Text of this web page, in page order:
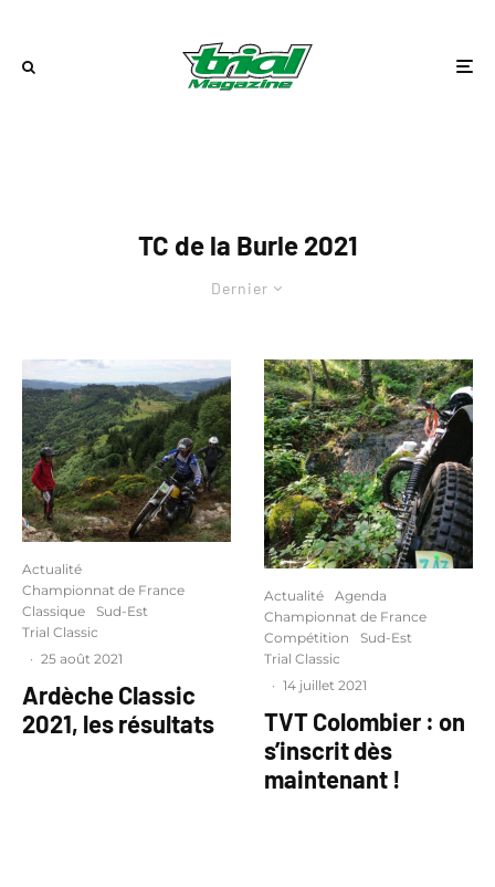
TC de la Burle 2021
Dernier
Actualité
Championnat de France
Classique
Sud-Est
Trial Classic
· 25 août 2021
Ardèche Classic
2021, les résultats
Actualité
Agenda
Championnat de France
Compétition
Sud-Est
Trial Classic
· 14 juillet 2021
TVT Colombier : on
s’inscrit dès
maintenant !